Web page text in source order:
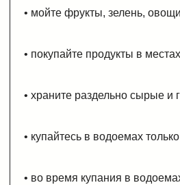
• мойте фрукты, зелень,
• покупайте продукты в
• храните раздельно сырые
• купайтесь в водоемах
• во время купания в